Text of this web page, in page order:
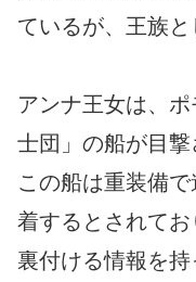
ているが、王族と
アンナ王女は、
士団」の船が目撃
この船は重装備
着するとされて
裏付ける情報を持